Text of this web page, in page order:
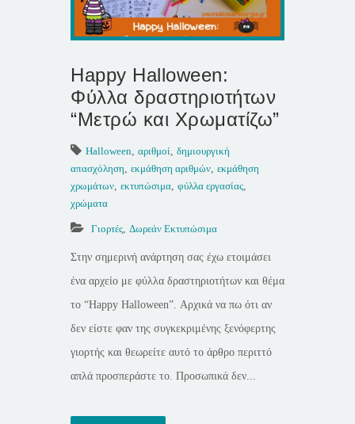
Happy Halloween:
Φύλλα δραστηριοτήτων
“Μετρώ και Χρωματίζω”
Halloween, αριθμοί, δημιουργική
απασχόληση, εκμάθηση αριθμών, εκμάθηση
χρωμάτων, εκτυπώσιμα, φύλλα εργασίας,
χρώματα
Γιορτές, Δωρεάν Εκτυπώσιμα
Στην σημερινή ανάρτηση σας έχω ετοιμάσει
ένα αρχείο με φύλλα δραστηριοτήτων και θέμα
το “Happy Halloween”. Αρχικά να πω ότι αν
δεν είστε φαν της συγκεκριμένης ξενόφερτης
γιορτής και θεωρείτε αυτό το άρθρο περιττό
απλά προσπεράστε το. Προσωπικά δεν...